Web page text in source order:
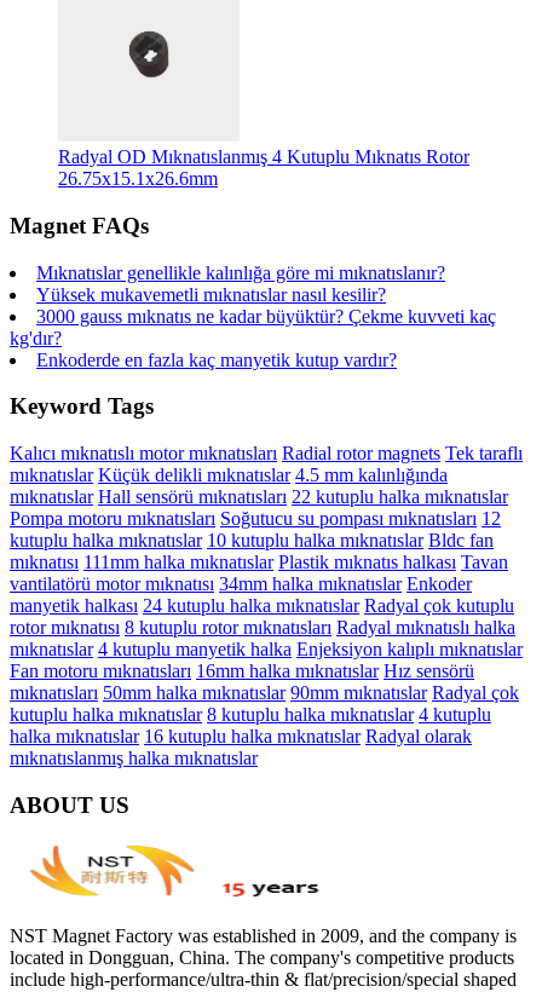
Radyal OD Mıknatıslanmış 4 Kutuplu Mıknatıs Rotor
26.75x15.1x26.6mm
Magnet FAQs
Mıknatıslar genellikle kalınlığa göre mi mıknatıslanır?
Yüksek mukavemetli mıknatıslar nasıl kesilir?
3000 gauss mıknatıs ne kadar büyüktür? Çekme kuvveti kaç
kg'dır?
Enkoderde en fazla kaç manyetik kutup vardır?
Keyword Tags
Kalıcı mıknatıslı motor mıknatısları Radial rotor magnets Tek taraflı
mıknatıslar Küçük delikli mıknatıslar 4.5 mm kalınlığında
mıknatıslar Hall sensörü mıknatısları 22 kutuplu halka mıknatıslar
Pompa motoru mıknatısları Soğutucu su pompası mıknatısları 12
kutuplu halka mıknatıslar 10 kutuplu halka mıknatıslar Bldc fan
mıknatısı 111mm halka mıknatıslar Plastik mıknatıs halkası Tavan
vantilatörü motor mıknatısı 34mm halka mıknatıslar Enkoder
manyetik halkası 24 kutuplu halka mıknatıslar Radyal çok kutuplu
rotor mıknatısı 8 kutuplu rotor mıknatısları Radyal mıknatıslı halka
mıknatıslar 4 kutuplu manyetik halka Enjeksiyon kalıplı mıknatıslar
Fan motoru mıknatısları 16mm halka mıknatıslar Hız sensörü
mıknatısları 50mm halka mıknatıslar 90mm mıknatıslar Radyal çok
kutuplu halka mıknatıslar 8 kutuplu halka mıknatıslar 4 kutuplu
halka mıknatıslar 16 kutuplu halka mıknatıslar Radyal olarak
mıknatıslanmış halka mıknatıslar
ABOUT US
NST Magnet Factory was established in 2009, and the company is
located in Dongguan, China. The company's competitive products
include high-performance/ultra-thin & flat/precision/special shaped